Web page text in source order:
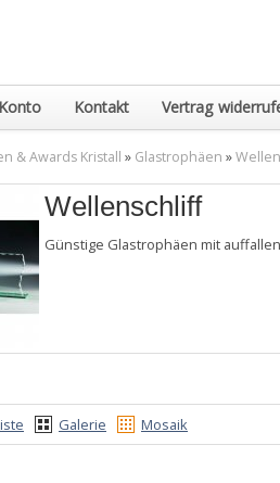
Kontakt Vertrag
& Awards Kristall » Glastrophäen »
Wellenschliff
Günstige Glastrophäen mit
Galerie Mosaik